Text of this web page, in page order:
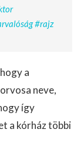
#rajz
a
neve,
így
a kórház többi